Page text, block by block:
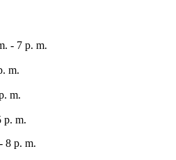
- 7 p. m.
m.
m.
p. m.
8 p. m.